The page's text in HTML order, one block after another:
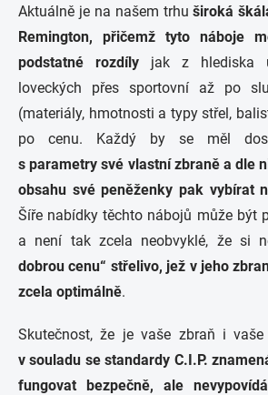
Aktuálně je na našem trhu široká
Remington, přičemž tyto náboje
podstatné rozdíly
jak z hlediska
loveckých přes sportovní až po
(materiály, hmotnosti a typy střel,
po cenu. Každý by se měl
s parametry své vlastní zbraně a dle
obsahu své peněženky pak vybírat
Šíře nabídky těchto nábojů může být
a není tak zcela neobvyklé, že si
dobrou cenu“ střelivo, jež v jeho
zcela optimálně.
Skutečnost, že je vaše zbraň i vaše
v souladu se standardy C.I.P.
fungovat bezpečně, ale